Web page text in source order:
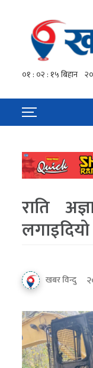
राति
खबर विन्दु